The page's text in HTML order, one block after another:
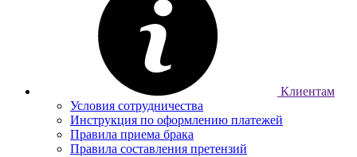
Клиентам
Условия сотрудничества
Инструкция по оформлению платежей
Правила приема брака
Правила составления претензий